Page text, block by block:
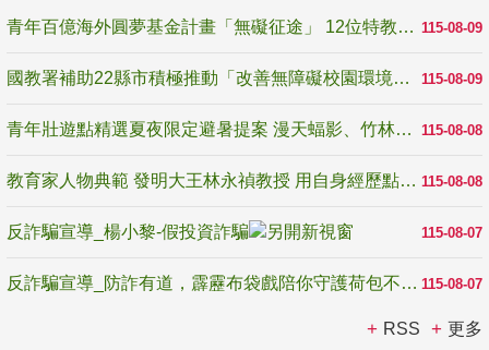
115-08-09
青年百億海外圓夢基金計畫「無礙征途」 12位特教與弱勢青年勇闖西班牙 跨越感官限制見證生命蛻變
115-08-09
國教署補助22縣市積極推動「改善無障礙校園環境計畫」 打造友善、安全、無礙學習空間
115-08-08
青年壯遊點精選夏夜限定避暑提案 漫天蝠影、竹林尋蛙、茶香夜觀 邀青年暮色出發
115-08-08
教育家人物典範 發明大王林永禎教授 用自身經歷點亮學生的路
115-08-07
反詐騙宣導_楊小黎-假投資詐騙
115-08-07
反詐騙宣導_防詐有道，霹靂布袋戲陪你守護荷包不受騙
RSS 更多